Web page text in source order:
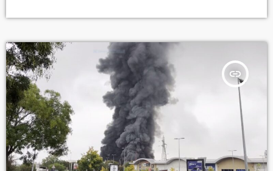
centres de contrôle technique, avec un passage prévu devant la
insert_link